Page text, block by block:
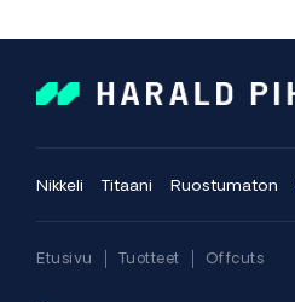
Nikkeli Titaani Ruostumaton
Etusivu Tuotteet Offcuts